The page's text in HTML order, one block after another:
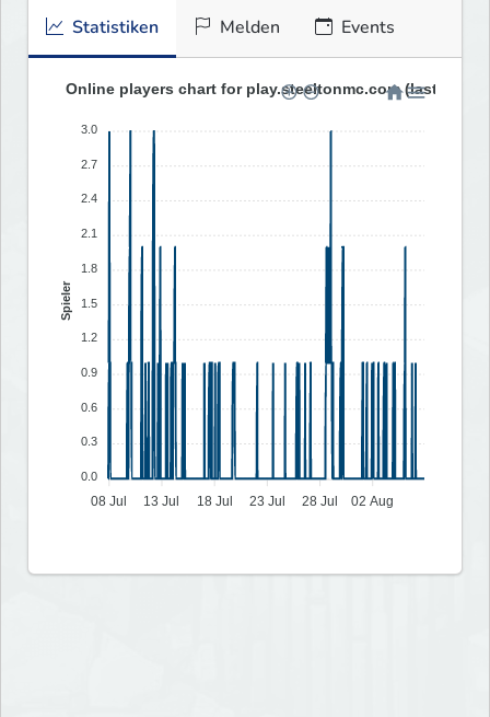
Statistiken Melden Events
Online players chart for play.steeltonmc.com (last 30
3.0
2.7
2.4
2.1
1.8
1.5
1.2
0.9
0.6
0.3
0.0
Spieler
08 Jul 13 Jul 18 Jul 23 Jul 28 Jul 02 Aug